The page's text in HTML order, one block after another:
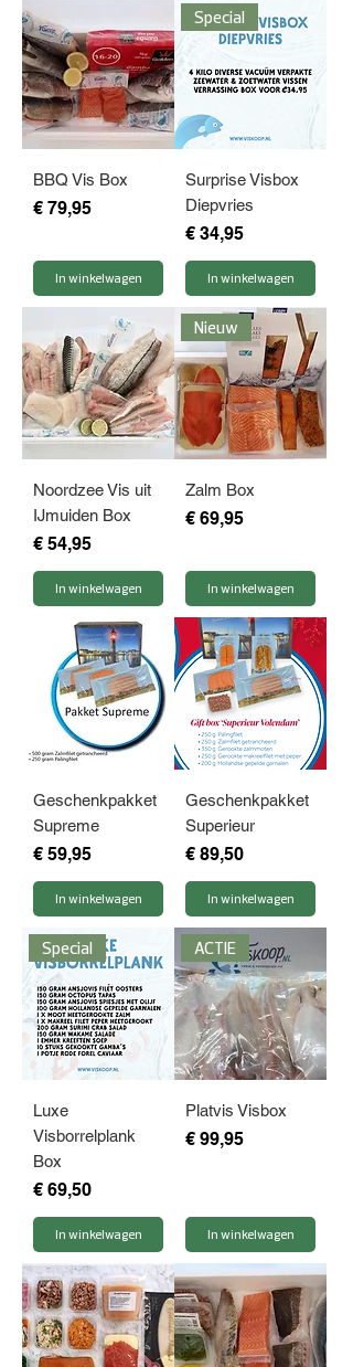
BBQ Vis Box
Prijs
€ 79,95
In winkelwagen
Special
Surprise Visbox
Diepvries
Prijs
€ 34,95
In winkelwagen
Noordzee Vis uit
IJmuiden Box
Prijs
€ 54,95
In winkelwagen
Nieuw
Zalm Box
Prijs
€ 69,95
In winkelwagen
Geschenkpakket
Supreme
Prijs
€ 59,95
In winkelwagen
Geschenkpakket
Superieur
Prijs
€ 89,50
In winkelwagen
Special
Luxe
Visborrelplank
Box
Prijs
€ 69,50
In winkelwagen
ACTIE
Platvis Visbox
Prijs
€ 99,95
In winkelwagen